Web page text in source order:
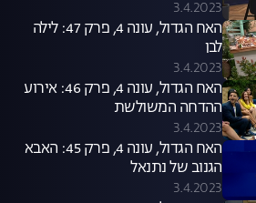
3.4.2023
האח הגדול, עונה 4, פרק 47: לילה
לבן
3.4.2023
האח הגדול, עונה 4, פרק 46: אירוע
ההדחה המשולשת
3.4.2023
האח הגדול, עונה 4, פרק 45: האבא
הגנוב של נתנאל
3.4.2023